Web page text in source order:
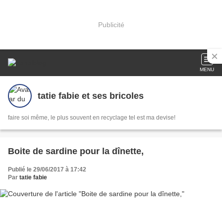
Publicité
MENU
tatie fabie et ses bricoles
faire soi même, le plus souvent en recyclage tel est ma devise!
Boite de sardine pour la dînette,
Publié le 29/06/2017 à 17:42
Par tatie fabie